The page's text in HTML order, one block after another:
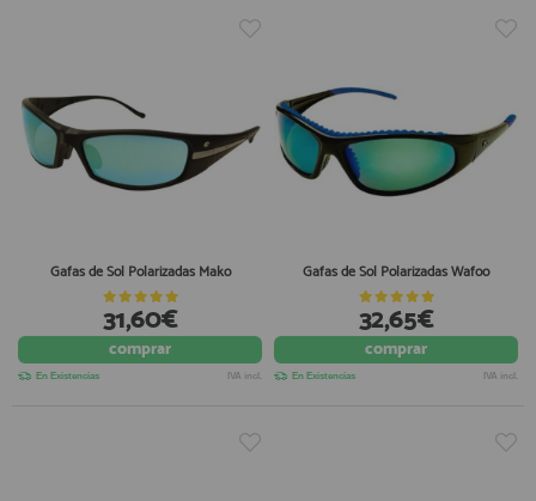
Gafas de Sol Polarizadas Mako
31,60€
comprar
En Existencias IVA incl.
Gafas de Sol Polarizadas Wafoo
32,65€
comprar
En Existencias IVA incl.